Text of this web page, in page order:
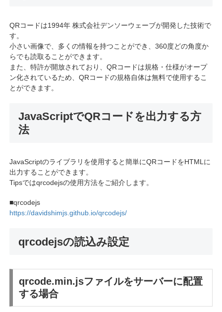
QRコードは1994年 株式会社デンソーウェーブが開発した技術で
す。
小さい画像で、多くの情報を持つことができ、360度どの角度か
らでも読取ることができます。
また、特許が開放されており、QRコードは規格・仕様がオープ
ン化されているため、QRコードの規格自体は無料で使用するこ
とができます。
JavaScriptでQRコードを出力する方
法
JavaScriptのライブラリを使用すると簡単にQRコードをHTMLに
出力することができます。
Tipsではqrcodejsの使用方法をご紹介します。
■qrcodejs
https://davidshimjs.github.io/qrcodejs/
qrcodejsの読込み設定
qrcode.min.jsファイルをサーバーに配置
する場合